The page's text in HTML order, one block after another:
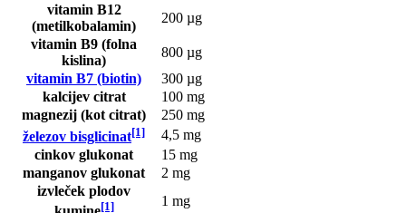
vitamin B12
(metilkobalamin)
200 µg
vitamin B9 (folna
kislina)
800 µg
vitamin B7 (biotin)
300 µg
kalcijev citrat
100 mg
magnezij (kot citrat)
250 mg
železov bisglicinat[1]
4,5 mg
cinkov glukonat
15 mg
manganov glukonat
2 mg
izvleček plodov
[1] 1 mg